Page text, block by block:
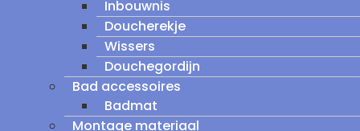
Inbouwnis
Doucherekje
Wissers
Douchegordijn
Bad accessoires
Badmat
Montage materiaal